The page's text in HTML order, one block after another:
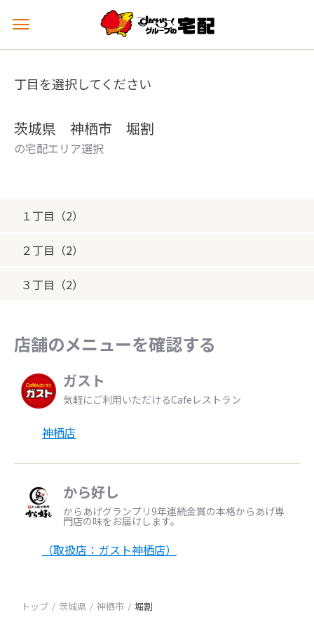
メ
ュ
を
丁目を選択してください
茨城県 神栖市 堀割
の宅配エリア選択
１丁目（2）
２丁目（2）
３丁目（2）
店舗のメニューを確認する
ガスト
気軽にご利用いただけるCafeレストラン
神栖店
から好し
からあげグランプリ9年連続金賞の本格からあげ専
門店の味をお届けします。
（取扱店：ガスト神栖店）
トップ 茨城県 神栖市 堀割